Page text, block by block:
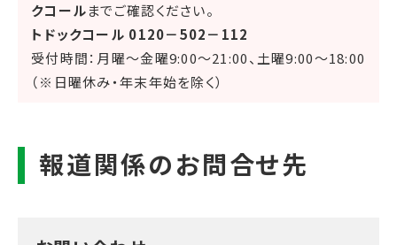
クコールまでご確認ください。
トドックコール 0120－502－112
受付時間：月曜～金曜9:00～21:00、土曜9:00～18:00
（※日曜休み・年末年始を除く）